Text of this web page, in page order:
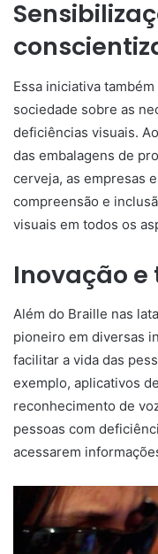
Essa iniciativa
sociedade sobre as
deficiências visuais.
das embalagens de
cerveja, as empresas
compreensão e
visuais em todos os
Inovação
Além do Braille nas
pioneiro em diversas
facilitar a vida das
exemplo, aplicativos
reconhecimento de
pessoas com
acessarem